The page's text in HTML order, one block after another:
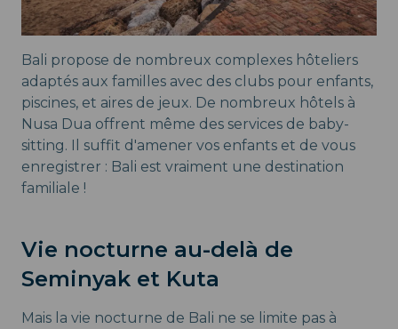
Bali propose de nombreux complexes hôteliers
adaptés aux familles avec des clubs pour enfants,
piscines, et aires de jeux. De nombreux hôtels à
Nusa Dua offrent même des services de baby-
sitting. Il suffit d'amener vos enfants et de vous
enregistrer : Bali est vraiment une destination
familiale !
Vie nocturne au-delà de
Seminyak et Kuta
Mais la vie nocturne de Bali ne se limite pas à